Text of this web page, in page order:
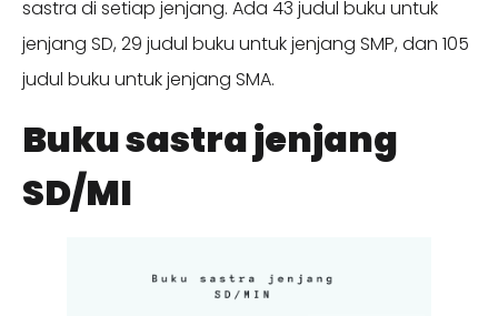
sastra di setiap jenjang. Ada 43 judul buku untuk
jenjang SD, 29 judul buku untuk jenjang SMP, dan 105
judul buku untuk jenjang SMA.
Buku sastra jenjang
SD/MI